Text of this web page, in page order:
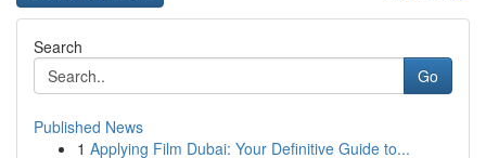
Search
Go
Published News
1 Applying Film Dubai: Your Definitive Guide to...